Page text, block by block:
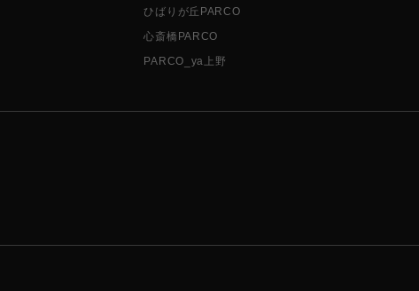
ひばりが丘PARCO
心斎橋PARCO
PARCO_ya上野